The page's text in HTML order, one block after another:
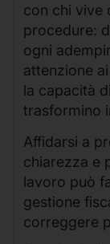
con chi vive
procedure:
ogni
attenzione
la capacità
trasformino
Affidarsi a
chiarezza e
lavoro può
gestione
correggere